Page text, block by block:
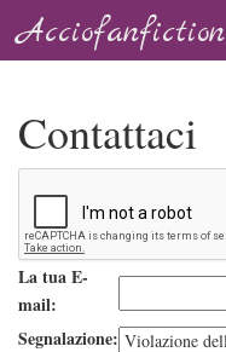
Acciofanfiction
Contattaci
La tua E-
mail:
Segnalazione: